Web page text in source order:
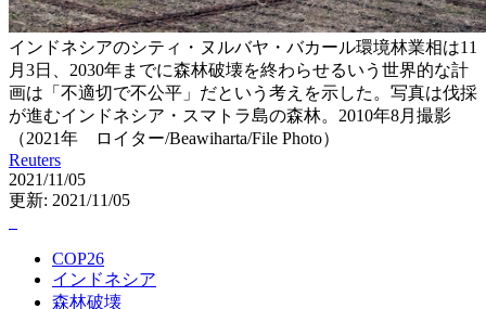
インドネシアのシティ・ヌルバヤ・バカール環境林業相は11
月3日、2030年までに森林破壊を終わらせるいう世界的な計
画は「不適切で不公平」だという考えを示した。写真は伐採
が進むインドネシア・スマトラ島の森林。2010年8月撮影
（2021年 ロイター/Beawiharta/File Photo）
Reuters
2021/11/05
更新: 2021/11/05
COP26
インドネシア
森林破壊